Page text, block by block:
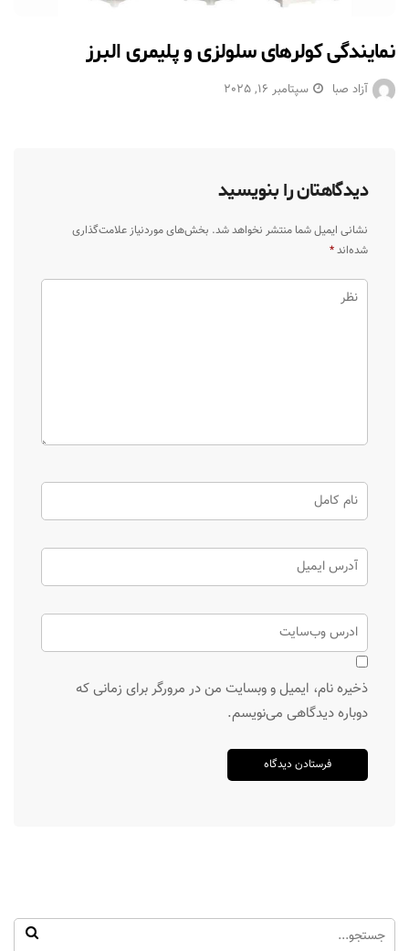
نمایندگی کولرهای سلولزی و پلیمری البرز
آزاد صبا سپتامبر 16, 2025
دیدگاهتان را بنویسید
نشانی ایمیل شما منتشر نخواهد شد. بخش‌های موردنیاز علامت‌گذاری
شده‌اند*
ذخیره نام، ایمیل و وبسایت من در مرورگر برای زمانی که
دوباره دیدگاهی می‌نویسم.